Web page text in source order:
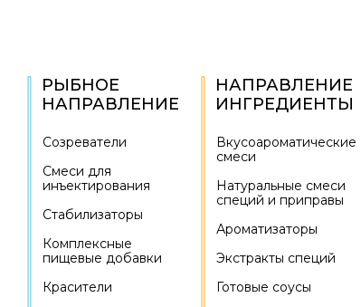
РЫБНОЕ
НАПРАВЛЕНИЕ
НАПРАВЛЕНИЕ
ИНГРЕДИЕНТЫ
Созреватели
Смеси для
инъектирования
Стабилизаторы
Комплексные
пищевые добавки
Красители
Вкусоароматические
смеси
Натуральные смеси
специй и приправы
Ароматизаторы
Экстракты специй
Готовые соусы